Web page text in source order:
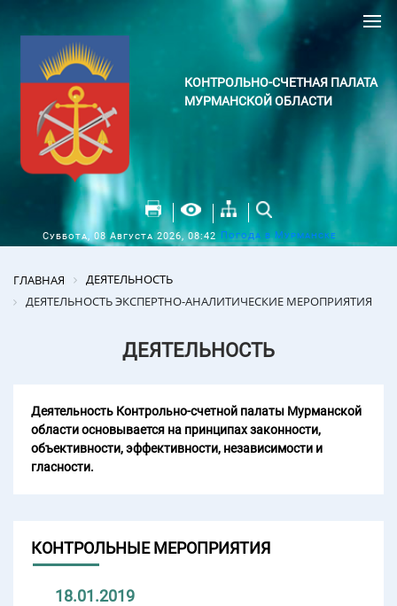
КОНТРОЛЬНО-СЧЕТНАЯ ПАЛАТА
МУРМАНСКОЙ ОБЛАСТИ
Суббота, 08 Августа 2026, 08:42 Погода в Мурманске
ГЛАВНАЯ
ДЕЯТЕЛЬНОСТЬ
ДЕЯТЕЛЬНОСТЬ ЭКСПЕРТНО-АНАЛИТИЧЕСКИЕ МЕРОПРИЯТИЯ
ДЕЯТЕЛЬНОСТЬ
Деятельность Контрольно-счетной палаты Мурманской
области основывается на принципах законности,
объективности, эффективности, независимости и
гласности.
КОНТРОЛЬНЫЕ МЕРОПРИЯТИЯ
18.01.2019